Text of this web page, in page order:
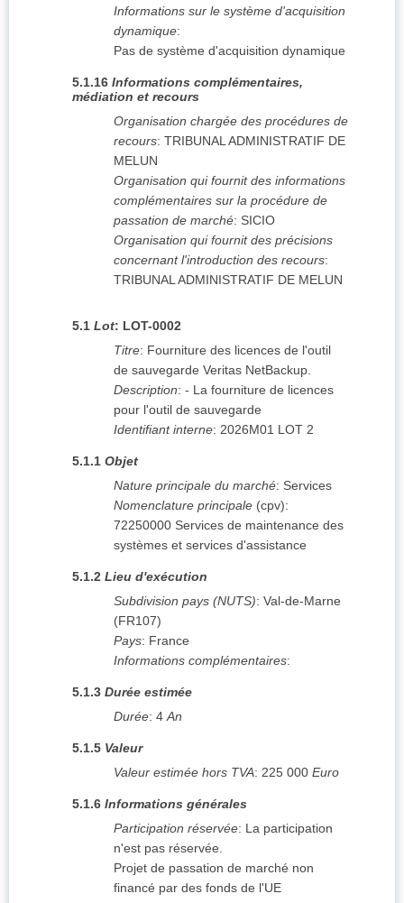
Informations sur le système d'acquisition
dynamique:
Pas de système d'acquisition dynamique
5.1.16 Informations complémentaires,
médiation et recours
Organisation chargée des procédures de
recours: TRIBUNAL ADMINISTRATIF DE
MELUN
Organisation qui fournit des informations
complémentaires sur la procédure de
passation de marché: SICIO
Organisation qui fournit des précisions
concernant l'introduction des recours:
TRIBUNAL ADMINISTRATIF DE MELUN
5.1 Lot: LOT-0002
Titre: Fourniture des licences de l'outil
de sauvegarde Veritas NetBackup.
Description: - La fourniture de licences
pour l'outil de sauvegarde
Identifiant interne: 2026M01 LOT 2
5.1.1 Objet
Nature principale du marché: Services
Nomenclature principale (cpv):
72250000 Services de maintenance des
systèmes et services d'assistance
5.1.2 Lieu d'exécution
Subdivision pays (NUTS): Val-de-Marne
(FR107)
Pays: France
Informations complémentaires:
5.1.3 Durée estimée
Durée: 4 An
5.1.5 Valeur
Valeur estimée hors TVA: 225 000 Euro
5.1.6 Informations générales
Participation réservée: La participation
n'est pas réservée.
Projet de passation de marché non
financé par des fonds de l'UE